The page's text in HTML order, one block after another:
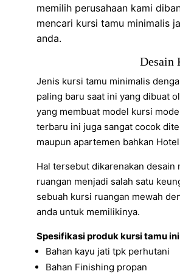
memilih perusahaan kami
mencari kursi tamu minimalis
anda.
Desain
Jenis kursi tamu minimalis
paling baru saat ini yang dibuat
yang membuat model kursi
terbaru ini juga sangat cocok
maupun apartemen bahkan
Hal tersebut dikarenakan desain
ruangan menjadi salah satu
sebuah kursi ruangan mewah
anda untuk memilikinya.
Spesifikasi produk kursi tamu ini
Bahan kayu jati tpk perhutani
Bahan Finishing propan